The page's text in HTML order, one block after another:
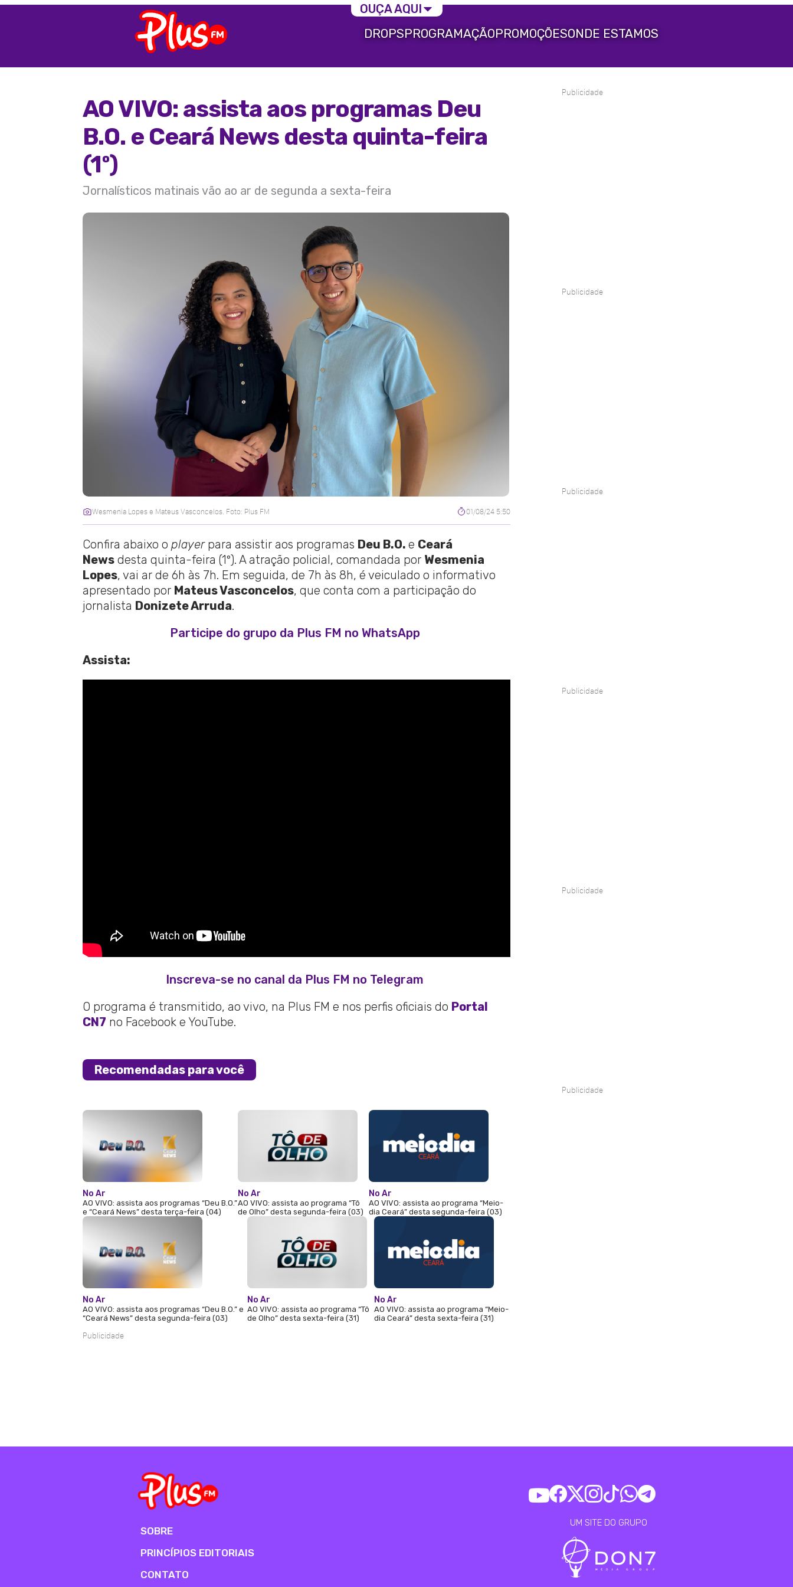
DROPSPROGRAMAÇÃOPROMOÇÕESONDE ESTAMOS
AO VIVO: assista aos programas Deu
B.O. e Ceará News desta quinta-feira
(1º)
Jornalísticos matinais vão ao ar de segunda a sexta-feira
Wesmenia Lopes e Mateus Vasconcelos. Foto: Plus FM 01/08/24 5:50
Confira abaixo o playerpara assistir aos programas Deu B.O. e Ceará
Newsdesta quinta-feira (1º). A atração policial, comandada por Wesmenia
Lopes, vai ar de 6h às 7h. Em seguida, de 7h às 8h, é veiculado o informativo
apresentado por Mateus Vasconcelos, que conta com a participação do
jornalista Donizete Arruda.
Participe do grupo da Plus FM no WhatsApp
Assista:
Inscreva-se no canal da Plus FM no Telegram
O programa é transmitido, ao vivo, na Plus FM e nos perfis oficiais do Portal
CN7 no Facebook e YouTube.
Recomendadas para você
No Ar
AO VIVO: assista aos programas “Deu B.O.”
e “Ceará News” desta terça-feira (04)
No Ar
AO VIVO: assista ao programa “Tô
de Olho” desta segunda-feira (03)
No Ar
AO VIVO: assista ao programa “Meio-
dia Ceará” desta segunda-feira (03)
No Ar
AO VIVO: assista aos programas “Deu B.O.” e
“Ceará News” desta segunda-feira (03)
No Ar
AO VIVO: assista ao programa “Tô
de Olho” desta sexta-feira (31)
No Ar
AO VIVO: assista ao programa “Meio-
dia Ceará” desta sexta-feira (31)
Publicidade
Publicidade
Publicidade
Publicidade
Publicidade
Publicidade
Publicidade
SOBRE
PRINCÍPIOS EDITORIAIS
CONTATO
UM SITE DO GRUPO
OUÇA AQUI